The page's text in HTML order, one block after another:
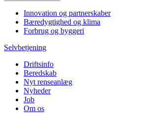
Innovation og partnerskaber
Bæredygtighed og klima
Forbrug og byggeri
Selvbetjening
Driftsinfo
Beredskab
Nyt renseanlæg
Nyheder
Job
Om os